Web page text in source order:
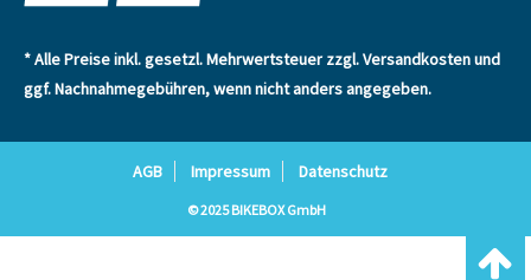
* Alle Preise inkl. gesetzl. Mehrwertsteuer zzgl.Versandkostenund
ggf. Nachnahmegebühren, wenn nicht anders angegeben.
AGB Impressum Datenschutz
© 2025 BIKEBOX GmbH